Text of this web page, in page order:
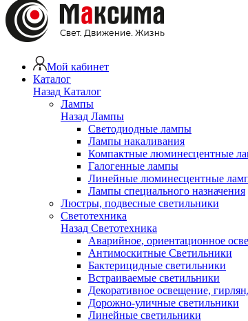
Мой кабинет
Каталог
Назад Каталог
Лампы
Назад Лампы
Светодиодные лампы
Лампы накаливания
Компактные люминесцентные
Галогенные лампы
Линейные люминесцентные
Лампы специального назначения
Люстры, подвесные светильники
Светотехника
Назад Светотехника
Аварийное, ориентационное
Антимоскитные Светильники
Бактерицидные светильники
Встраиваемые светильники
Декоративное освещение,
Дорожно-уличные светильники
Линейные светильники